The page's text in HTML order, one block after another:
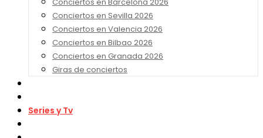
Conciertos en Sevilla 2026
Conciertos en Valencia 2026
Conciertos en Bilbao 2026
Conciertos en Granada 2026
Giras de conciertos
Series y Tv